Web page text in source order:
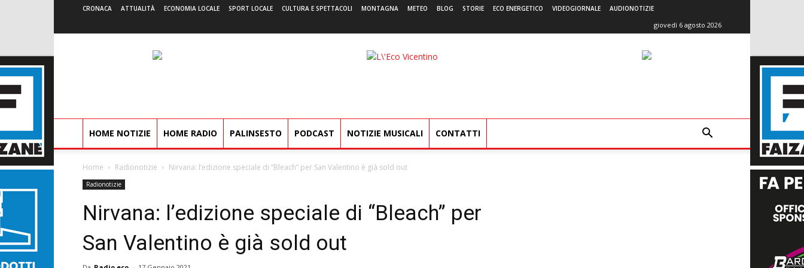
CRONACA ATTUALITÀ ECONOMIA LOCALE SPORT LOCALE CULTURA E SPETTACOLI MONTAGNA METEO BLOG STORIE ECO ENERGETICO VIDEOGIORNALE AUDIONOTIZIE
giovedì 6 agosto 2026
L'Eco
HOME NOTIZIE HOME RADIO PALINSESTO PODCAST NOTIZIE MUSICALI CONTATTI
Home Radionotizie Nirvana: l’edizione speciale di “Bleach” per San Valentino è già sold out
Radionotizie
Nirvana: l’edizione speciale di “Bleach” per
San Valentino è già sold out